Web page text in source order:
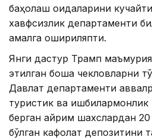
баҳолаш қоидаларини
хавфсизлик департаменти
амалга ошириляпти.
Янги дастур Трамп
этилган бошқа чекловларни
Давлат департаменти
туристик ва ишбилармонлик
берган айрим шахслардан
бўлган кафолат депозитини